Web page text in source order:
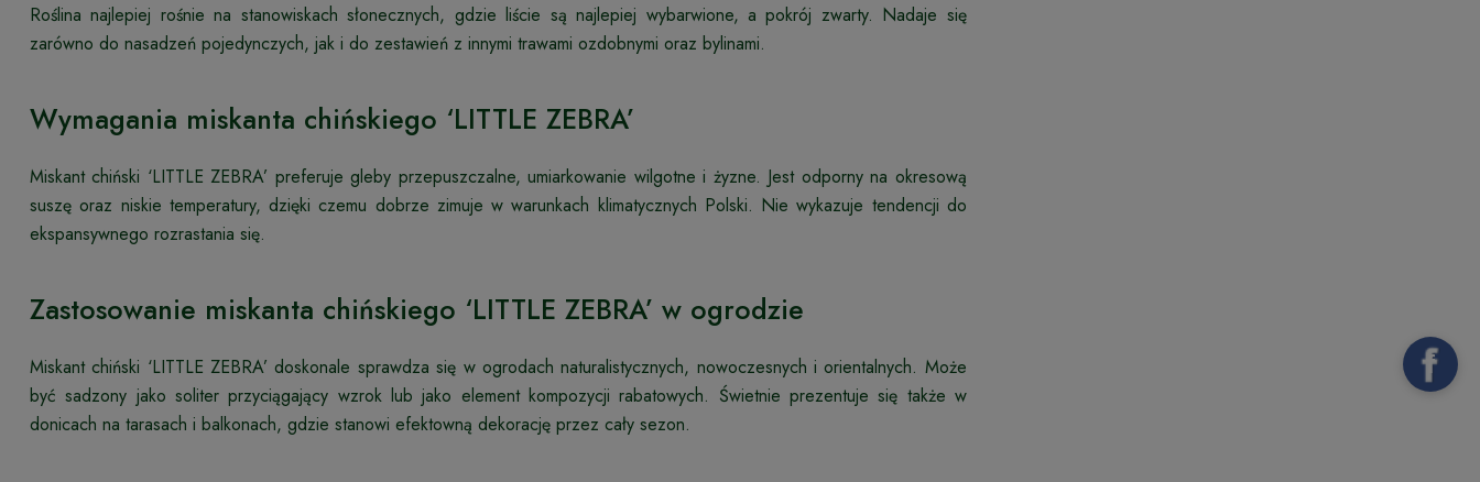
Roślina najlepiej rośnie na stanowiskach słonecznych, gdzie liście są najlepiej wybarwione, a pokrój zwarty. Nadaje się
zarówno do nasadzeń pojedynczych, jak i do zestawień z innymi trawami ozdobnymi oraz bylinami.
Wymagania miskanta chińskiego ‘LITTLE ZEBRA’
Miskant chiński ‘LITTLE ZEBRA’ preferuje gleby przepuszczalne, umiarkowanie wilgotne i żyzne. Jest odporny na okresową
suszę oraz niskie temperatury, dzięki czemu dobrze zimuje w warunkach klimatycznych Polski. Nie wykazuje tendencji do
ekspansywnego rozrastania się.
Zastosowanie miskanta chińskiego ‘LITTLE ZEBRA’ w ogrodzie
Miskant chiński ‘LITTLE ZEBRA’ doskonale sprawdza się w ogrodach naturalistycznych, nowoczesnych i orientalnych. Może
być sadzony jako soliter przyciągający wzrok lub jako element kompozycji rabatowych. Świetnie prezentuje się także w
donicach na tarasach i balkonach, gdzie stanowi efektowną dekorację przez cały sezon.